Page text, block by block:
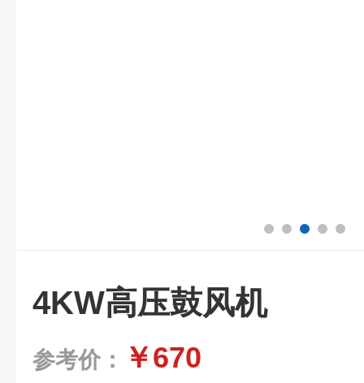
4KW高压鼓风机
参考价： ￥670